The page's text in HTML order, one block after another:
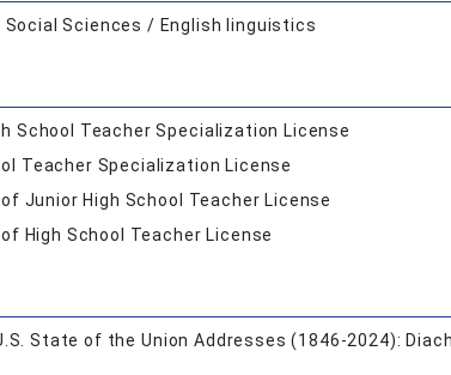
Social Sciences / English linguistics
School Teacher Specialization License
Teacher Specialization License
Junior High School Teacher License
High School Teacher License
State of the Union Addresses (1846-2024):